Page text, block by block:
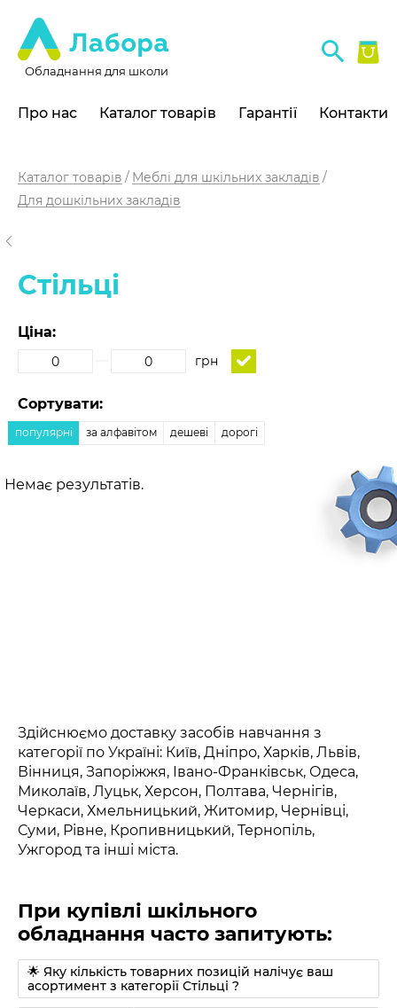
Обладнання для школи
Про нас Каталог товарів Гарантії Контакти
Каталог товарів
Меблі для шкільних закладів
Для дошкільних закладів
Стільці
Ціна:
грн
Сортувати:
популярні за алфавітом дешеві дорогі
Немає результатів.
Здійснюємо доставку засобів навчання з
категорії по Україні: Київ, Дніпро, Харків, Львів,
Вінниця, Запоріжжя, Івано-Франківськ, Одеса,
Миколаїв, Луцьк, Херсон, Полтава, Чернігів,
Черкаси, Хмельницький, Житомир, Чернівці,
Суми, Рівне, Кропивницький, Тернопіль,
Ужгород та інші міста.
При купівлі шкільного
обладнання часто запитують:
🌟 Яку кількість товарних позицій налічує ваш
асортимент з категорії Стільці ?